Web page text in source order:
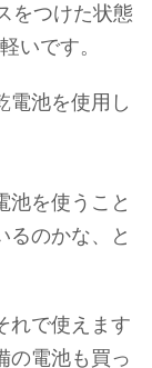
をつけた状態
いです。
電池を使用し
池を使うこと
るのかな、と
れで使えます
の電池も買っ